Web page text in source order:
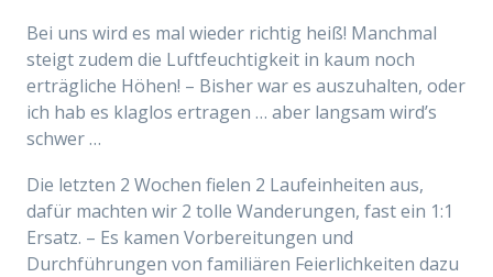
Bei uns wird es mal wieder richtig heiß! Manchmal
steigt zudem die Luftfeuchtigkeit in kaum noch
erträgliche Höhen! – Bisher war es auszuhalten, oder
ich hab es klaglos ertragen … aber langsam wird’s
schwer …
Die letzten 2 Wochen fielen 2 Laufeinheiten aus,
dafür machten wir 2 tolle Wanderungen, fast ein 1:1
Ersatz. – Es kamen Vorbereitungen und
Durchführungen von familiären Feierlichkeiten dazu